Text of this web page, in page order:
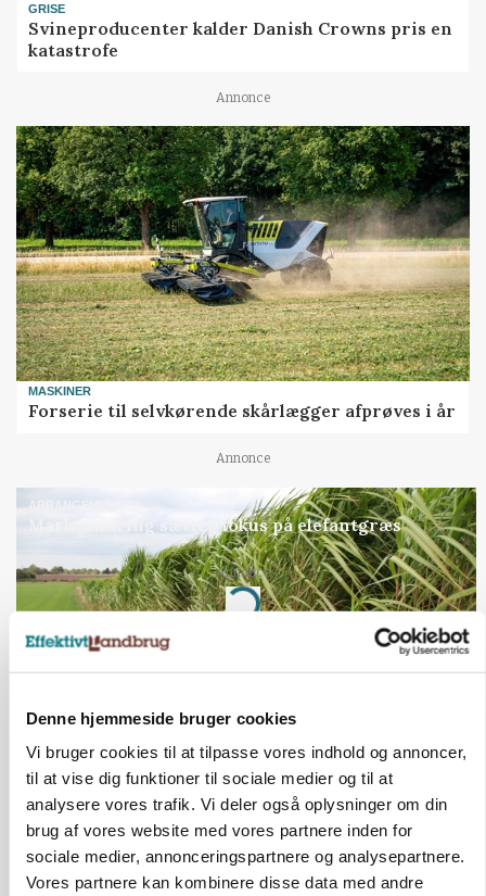
Denne hjemmeside bruger cookies
Vi bruger cookies til at tilpasse vores indhold og annoncer,
til at vise dig funktioner til sociale medier og til at
analysere vores trafik. Vi deler også oplysninger om din
brug af vores website med vores partnere inden for
sociale medier, annonceringspartnere og analysepartnere.
Vores partnere kan kombinere disse data med andre
GRISE
Svineproducenter kalder Danish Crowns pris en
katastrofe
Annonce
MASKINER
Forserie til selvkørende skårlægger afprøves i år
Annonce
ARRANGEMENT
Markvandring sætter fokus på elefantgræs
Annonce
Loading...